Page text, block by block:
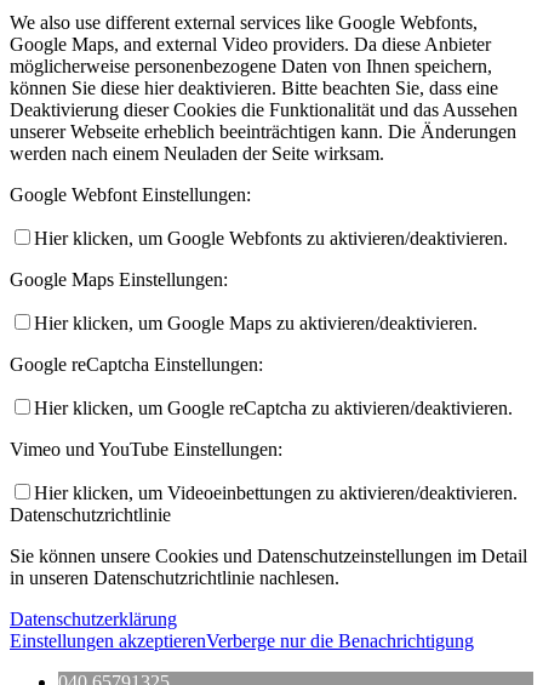
We also use different external services like Google Webfonts,
Google Maps, and external Video providers. Da diese Anbieter
möglicherweise personenbezogene Daten von Ihnen speichern,
können Sie diese hier deaktivieren. Bitte beachten Sie, dass eine
Deaktivierung dieser Cookies die Funktionalität und das Aussehen
unserer Webseite erheblich beeinträchtigen kann. Die Änderungen
werden nach einem Neuladen der Seite wirksam.
Google Webfont Einstellungen:
Hier klicken, um Google Webfonts zu aktivieren/deaktivieren.
Google Maps Einstellungen:
Hier klicken, um Google Maps zu aktivieren/deaktivieren.
Google reCaptcha Einstellungen:
Hier klicken, um Google reCaptcha zu aktivieren/deaktivieren.
Vimeo und YouTube Einstellungen:
Hier klicken, um Videoeinbettungen zu aktivieren/deaktivieren.
Datenschutzrichtlinie
Sie können unsere Cookies und Datenschutzeinstellungen im Detail
in unseren Datenschutzrichtlinie nachlesen.
Datenschutzerklärung
Einstellungen akzeptierenVerberge nur die Benachrichtigung